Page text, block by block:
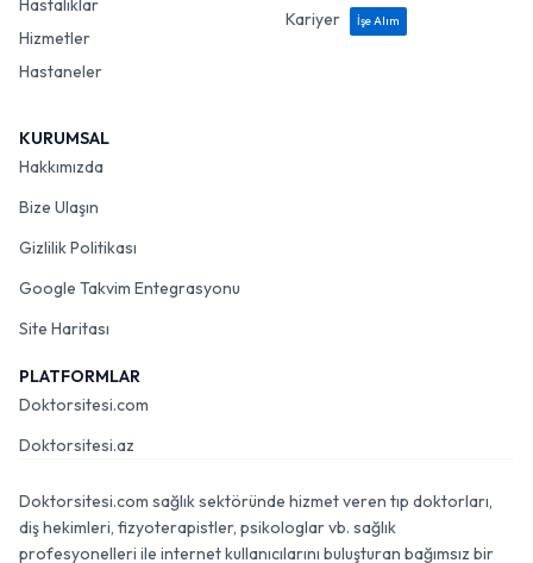
Hastalıklar
Hizmetler
Hastaneler
Kariyer
İşe Alım
KURUMSAL
Hakkımızda
Bize Ulaşın
Gizlilik Politikası
Google Takvim Entegrasyonu
Site Haritası
PLATFORMLAR
Doktorsitesi.com
Doktorsitesi.az
Doktorsitesi.com sağlık sektöründe hizmet veren tıp doktorları,
diş hekimleri, fizyoterapistler, psikologlar vb. sağlık
profesyonelleri ile internet kullanıcılarını buluşturan bağımsız bir